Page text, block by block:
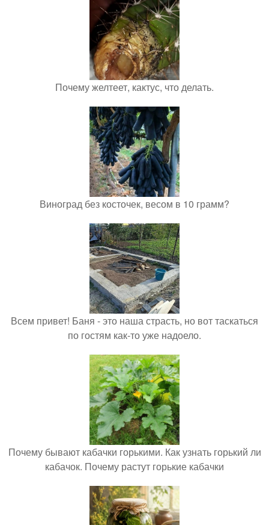
Почему желтеет, кактус, что делать.
Виноград без косточек, весом в 10 грамм?
Всем привет! Баня - это наша страсть, но вот таскаться
по гостям как-то уже надоело.
Почему бывают кабачки горькими. Как узнать горький ли
кабачок. Почему растут горькие кабачки